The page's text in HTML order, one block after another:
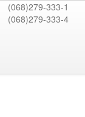
(068)279-333-1
(068)279-333-4